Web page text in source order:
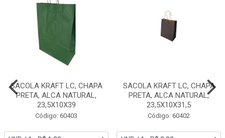
SACOLA KRAFT LC, CHAPA
PRETA, ALCA NATURAL,
23,5X10X39
Código: 60403
SACOLA KRAFT LC, CHAPA
PRETA, ALCA NATURAL,
23,5X10X31,5
Código: 60402